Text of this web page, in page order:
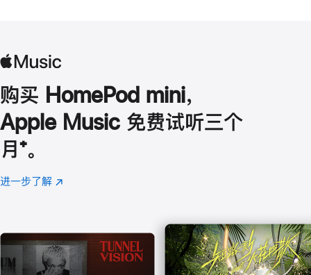
购买 HomePod mini，
Apple Music 免费试听三个
月 脚
注
⁺。
进一步了解 Apple
(在
口
中
打